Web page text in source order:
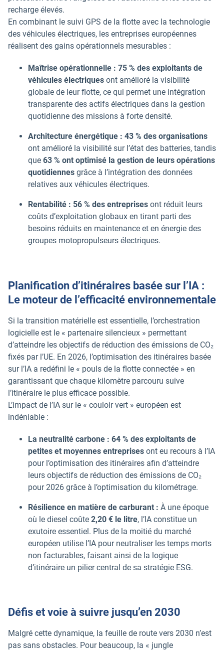
recharge élevés.
En combinant le suivi GPS de la flotte avec la technologie
des véhicules électriques, les entreprises européennes
réalisent des gains opérationnels mesurables :
Maîtrise opérationnelle : 75 % des exploitants de
véhicules électriques ont amélioré la visibilité
globale de leur flotte, ce qui permet une intégration
transparente des actifs électriques dans la gestion
quotidienne des missions à forte densité.
Architecture énergétique : 43 % des organisations
ont amélioré la visibilité sur l’état des batteries, tandis
que 63 % ont optimisé la gestion de leurs opérations
quotidiennes grâce à l’intégration des données
relatives aux véhicules électriques.
Rentabilité : 56 % des entreprises ont réduit leurs
coûts d’exploitation globaux en tirant parti des
besoins réduits en maintenance et en énergie des
groupes motopropulseurs électriques.
Planification d’itinéraires basée sur l’IA :
Le moteur de l’efficacité environnementale
Si la transition matérielle est essentielle, l’orchestration
logicielle est le « partenaire silencieux » permettant
d’atteindre les objectifs de réduction des émissions de CO₂
fixés par l’UE. En 2026, l’optimisation des itinéraires basée
sur l’IA a redéfini le « pouls de la flotte connectée » en
garantissant que chaque kilomètre parcouru suive
l’itinéraire le plus efficace possible.
L’impact de l’IA sur le « couloir vert » européen est
indéniable :
La neutralité carbone : 64 % des exploitants de
petites et moyennes entreprises ont eu recours à l’IA
pour l’optimisation des itinéraires afin d’atteindre
leurs objectifs de réduction des émissions de CO₂
pour 2026 grâce à l’optimisation du kilométrage.
Résilience en matière de carburant : À une époque
où le diesel coûte 2,20 € le litre, l’IA constitue un
exutoire essentiel. Plus de la moitié du marché
européen utilise l’IA pour neutraliser les temps morts
non facturables, faisant ainsi de la logique
d’itinéraire un pilier central de sa stratégie ESG.
Défis et voie à suivre jusqu’en 2030
Malgré cette dynamique, la feuille de route vers 2030 n’est
pas sans obstacles. Pour beaucoup, la « jungle